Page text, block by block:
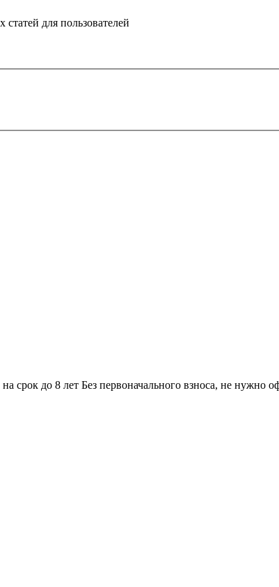
для пользователей
срок до 8 лет Без первоначального взноса, не нужно